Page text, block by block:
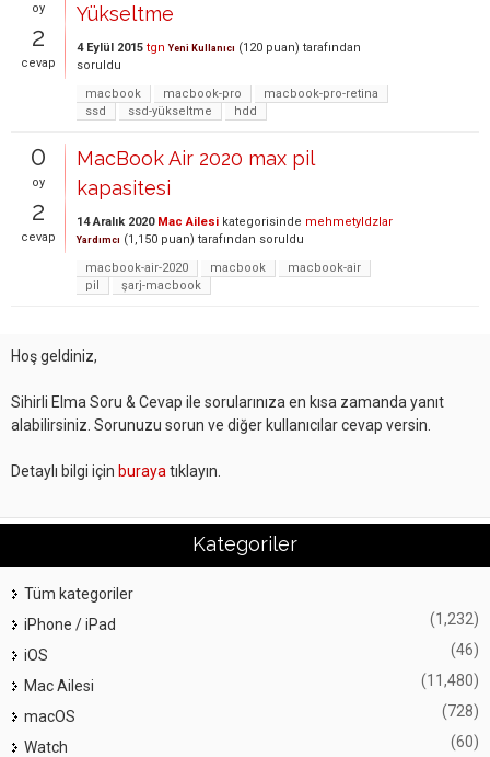
oy
2
cevap
Yükseltme
4 Eylül 2015 tgn Yeni Kullanıcı (120 puan) tarafından
soruldu
macbook
macbook-pro
macbook-pro-retina
ssd
ssd-yükseltme hdd
0
oy
2
cevap
MacBook Air 2020 max pil
kapasitesi
14 Aralık 2020 Mac Ailesi kategorisinde mehmetyldzlar
Yardımcı (1,150 puan) tarafından soruldu
macbook-air-2020
macbook
macbook-air
pil
şarj-macbook
Hoş geldiniz,
Sihirli Elma Soru & Cevap ile sorularınıza en kısa zamanda yanıt
alabilirsiniz. Sorunuzu sorun ve diğer kullanıcılar cevap versin.
Detaylı bilgi için buraya tıklayın.
Kategoriler
Tüm kategoriler
iPhone / iPad
(1,232)
iOS (46)
Mac Ailesi (11,480)
macOS (728)
Watch (60)